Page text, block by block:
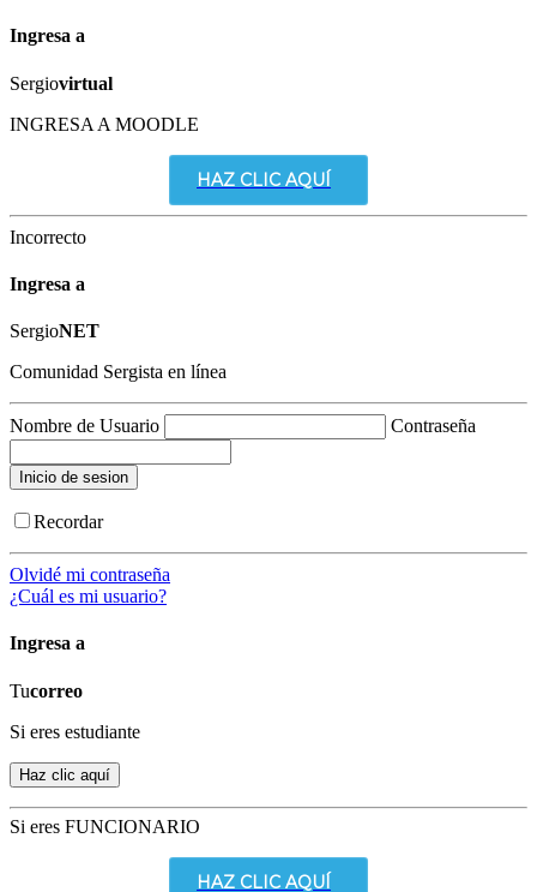
Ingresa a
Sergiovirtual
INGRESA A MOODLE
HAZ CLIC AQUÍ
Incorrecto
Ingresa a
SergioNET
Comunidad Sergista en línea
Nombre de Usuario Contraseña
Recordar
Olvidé mi contraseña
¿Cuál es mi usuario?
Ingresa a
Tucorreo
Si eres estudiante
Si eres FUNCIONARIO
HAZ CLIC AQUÍ